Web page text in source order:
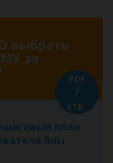
выбрать
за
план
Яны
PDF
7
стр.